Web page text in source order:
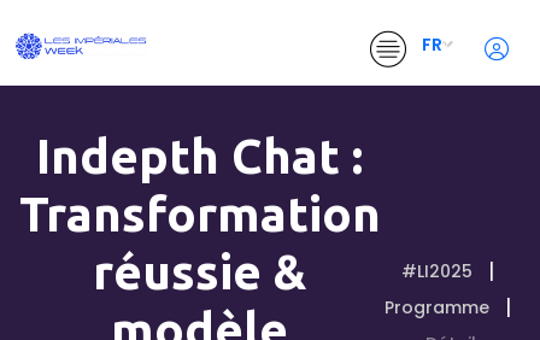
FR
Indepth Chat :
Transformation
réussie &
#LI2025
Programme